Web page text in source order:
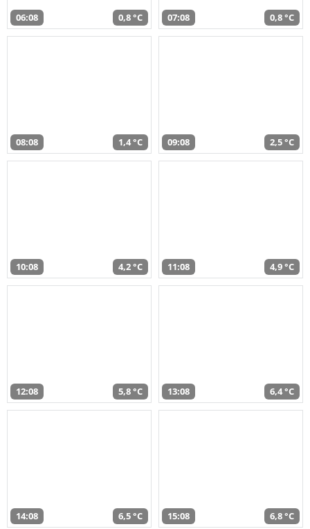
06:08 0,8 °C 07:08 0,8 °C
08:08 1,4 °C 09:08 2,5 °C
10:08 4,2 °C 11:08 4,9 °C
12:08 5,8 °C 13:08 6,4 °C
14:08 6,5 °C 15:08 6,8 °C